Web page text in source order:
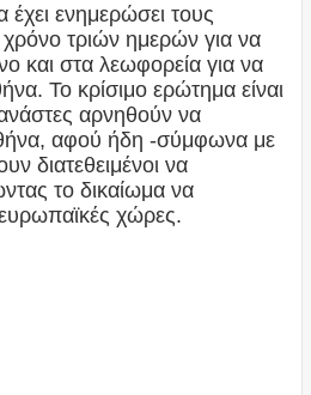
ενημερώσει τους
τριών ημερών για να
και στα λεωφορεία για να
Το κρίσιμο ερώτημα είναι
αρνηθούν να
αφού ήδη -σύμφωνα με
διατεθειμένοι να
το δικαίωμα να
χώρες.